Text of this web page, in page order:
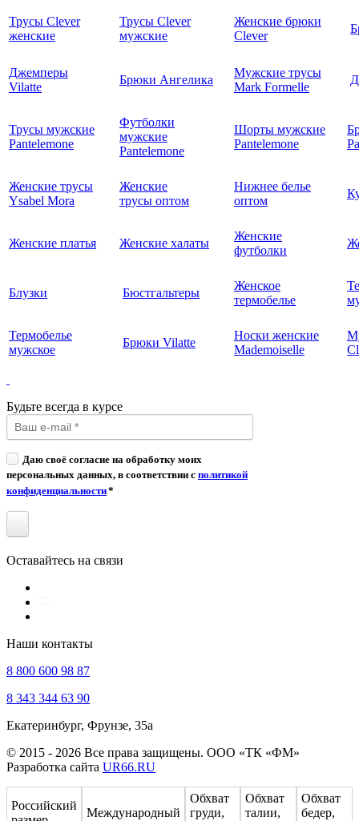
Трусы Clever
женские
Трусы Clever
мужские
Женские брюки
Clever
Джемперы
Vilatte
Брюки Ангелика
Мужские трусы
Mark Formelle
Трусы мужские
Pantelemone
Футболки
мужские
Pantelemone
Шорты мужские
Pantelemone
Женские трусы
Ysabel Mora
Женские
трусы оптом
Нижнее белье
оптом
Женские платья Женские халаты
Женские
футболки
Блузки Бюстгальтеры
Женское
термобелье
Термобелье
мужское
Брюки Vilatte
Носки женские
Mademoiselle
Будьте всегда в курсе
Даю своё согласие на обработку моих
персональных данных, в соответствии с политикой
конфиденциальности*
Оставайтесь на связи
Наши контакты
8 800 600 98 87
8 343 344 63 90
Екатеринбург, Фрунзе, 35а
© 2015 - 2026 Все права защищены. ООО «ТК «ФМ»
Разработка сайта UR66.RU
Российский
Международный
Обхват
груди,
Обхват
талии,
Обхват
бедер,